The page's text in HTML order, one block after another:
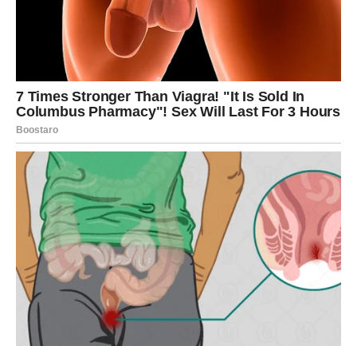
Pored finansijskog uspjeha, ostatak maja donosi vam
ogromnu sreću i na polju emocija.
Ako ste dugo bile usamljene ili razočarane, sada dolazi
vrijeme tokom kojeg biste mogle upoznati osobu koja će
vam potpuno promijeniti pogled na ljubav.
Jedan susret mogao bi probuditi emocije kakve dugo
niste osjetile. Ta osoba mogla bi u vaš život donijeti
mnogo sreće, nježnosti i osjećaj da konačno niste same.
Škorpije koje su u vezi mogle bi riješiti probleme koji ih
dugo opterećuju. Pred vama su iskreni razgovori, mnogo
više pažnje i emocije koje će vašu vezu učiniti jačom
nego ikada prije.